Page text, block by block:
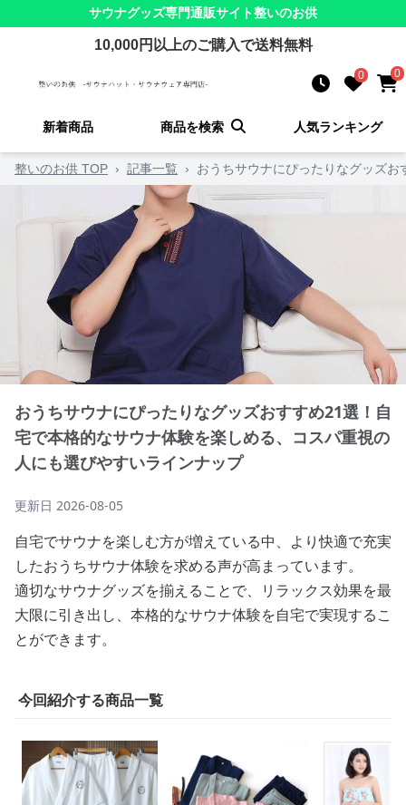
サウナグッズ専門通販サイト整いのお供
10,000円以上のご購入で送料無料
0 0
新着商品 商品を検索 人気ランキング
整いのお供 TOP › 記事一覧 › おうちサウナにぴったりなグッズ
おうちサウナにぴったりなグッズおすすめ21選！自
宅で本格的なサウナ体験を楽しめる、コスパ重視の
人にも選びやすいラインナップ
更新日 2026-08-05
自宅でサウナを楽しむ方が増えている中、より快適で充実
したおうちサウナ体験を求める声が高まっています。
適切なサウナグッズを揃えることで、リラックス効果を最
大限に引き出し、本格的なサウナ体験を自宅で実現するこ
とができます。
今回紹介する商品一覧